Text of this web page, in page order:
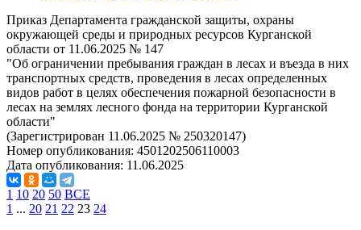
Приказ Департамента гражданской защиты, охраны
окружающей среды и природных ресурсов Курганской
области от 11.06.2025 № 147
"Об ограничении пребывания граждан в лесах и въезда в них
транспортных средств, проведения в лесах определенных
видов работ в целях обеспечения пожарной безопасности в
лесах на землях лесного фонда на территории Курганской
области"
(Зарегистрирован 11.06.2025 № 250320147)
Номер опубликования: 4501202506110003
Дата опубликования: 11.06.2025
1 10 20 50 ВСЕ
1 ... 20 21 22 23 24